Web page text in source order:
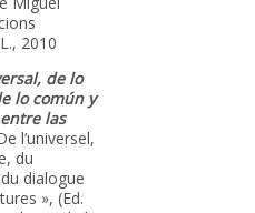
2010
de lo
lo común y
las
l’universel,
du
dialogue
», (Ed.